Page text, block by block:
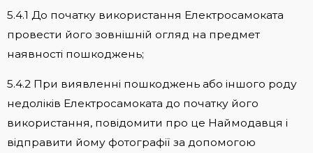
5.4.1 До початку використання Електросамоката
провести його зовнішній огляд на предмет
наявності пошкоджень;
5.4.2 При виявленні пошкоджень або іншого роду
недоліків Електросамоката до початку його
використання, повідомити про це Наймодавця і
відправити йому фотографії за допомогою